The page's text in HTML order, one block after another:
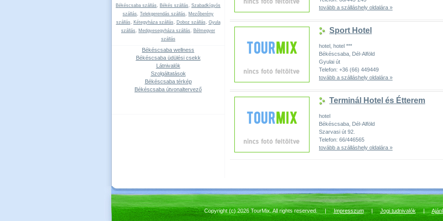
Békéscsaba szállás, Békés szállás, Szabadkígyós
szállás, Telekgerendás szállás, Mezőberény
szállás, Kétegyháza szállás, Doboz szállás, Gyula
szállás, Medgyesegyháza szállás, Bélmegyer
szállás
Békéscsaba wellness
Békéscsaba üdülési csekk
Látnivalók
Szolgáltatások
Békéscsaba térkép
Békéscsaba útvonaltervező
tovább a szálláshely oldalára »
Sport Hotel
hotel, hotel ***
Békéscsaba, Dél-Alföld
Gyulai út
Telefon: +36 (66) 449449
tovább a szálláshely oldalára »
Terminál Hotel és Étterem
hotel
Békéscsaba, Dél-Alföld
Szarvasi út 92.
Telefon: 66/446565
tovább a szálláshely oldalára »
Copyright (c) 2026 TourMix. All rights reserved. |Impresszum|Jogi tudnivalók|